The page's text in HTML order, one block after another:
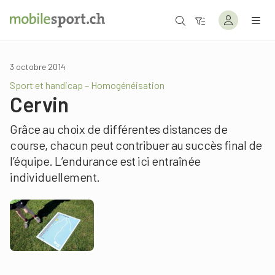
3 octobre 2014
Sport et handicap – Homogénéisation
Cervin
Grâce au choix de différentes distances de
course, chacun peut contribuer au succès final de
l’équipe. L’endurance est ici entraînée
individuellement.